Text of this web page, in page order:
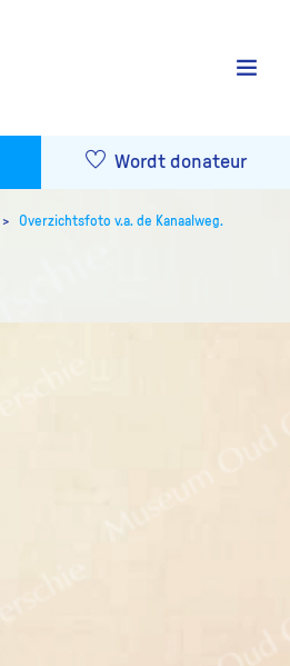
Wordt donateur
Overzichtsfoto v.a. de Kanaalweg.